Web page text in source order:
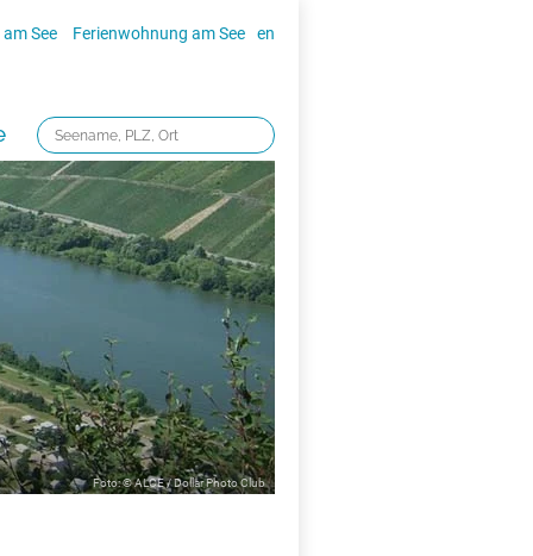
See Ferienwohnung am See en
Foto: © ALCE / Dollar Photo Club